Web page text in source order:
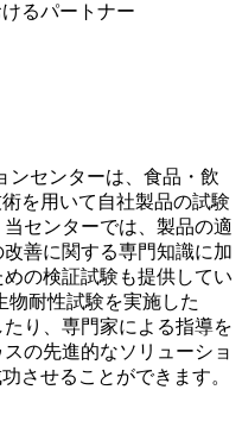
るパートナー
ンセンターは、食品・飲
を用いて自社製品の試験
センターでは、製品の適
善に関する専門知識に加
の検証試験も提供してい
物耐性試験を実施した
り、専門家による指導を
の先進的なソリューショ
させることができます。